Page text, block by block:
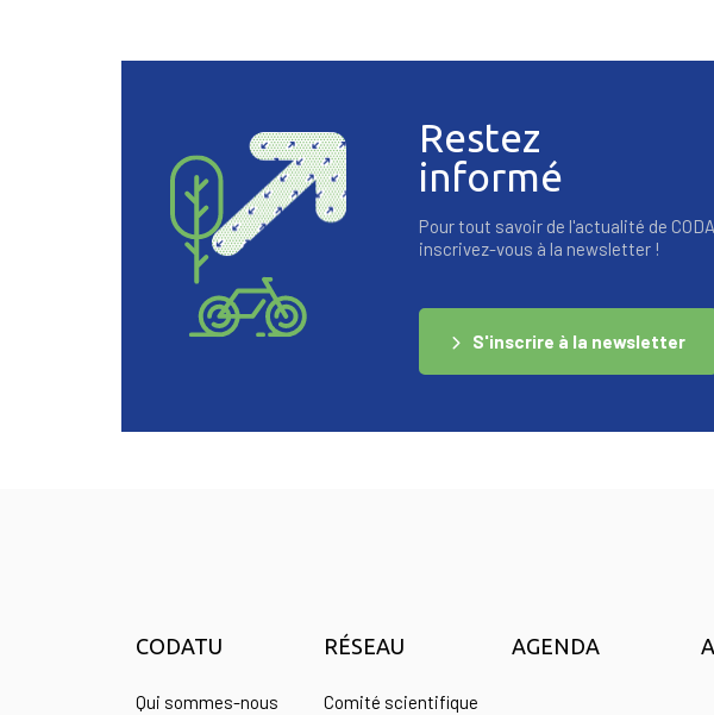
Restez
informé
Pour tout savoir de l'actualité de
inscrivez-vous à la newsletter !
S'inscrire à la newsletter
CODATU
Qui sommes-nous
RÉSEAU
Comité scientifique
AGENDA